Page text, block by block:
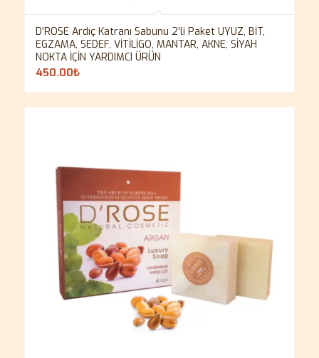
D’ROSE Ardıç Katranı Sabunu 2’li Paket UYUZ, BİT,
EGZAMA, SEDEF, VİTİLİGO, MANTAR, AKNE, SİYAH
NOKTA İÇİN YARDIMCI ÜRÜN
450.00₺